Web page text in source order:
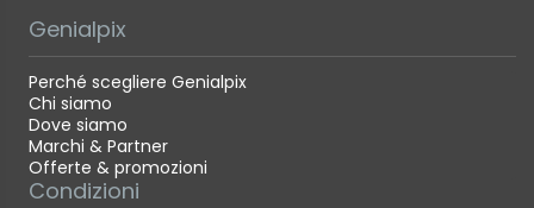
Genialpix
Perché scegliere Genialpix
Chi siamo
Dove siamo
Marchi & Partner
Offerte & promozioni
Condizioni